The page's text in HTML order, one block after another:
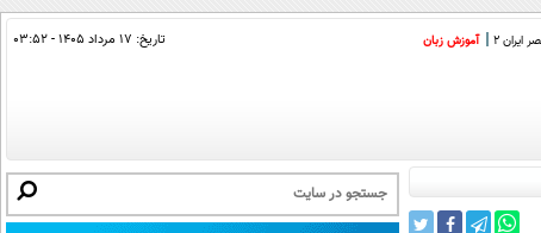
ایران 2 آموزش زبان تاریخ: ۱۷ مرداد ۱۴۰۵ - ۰۳:۵۲